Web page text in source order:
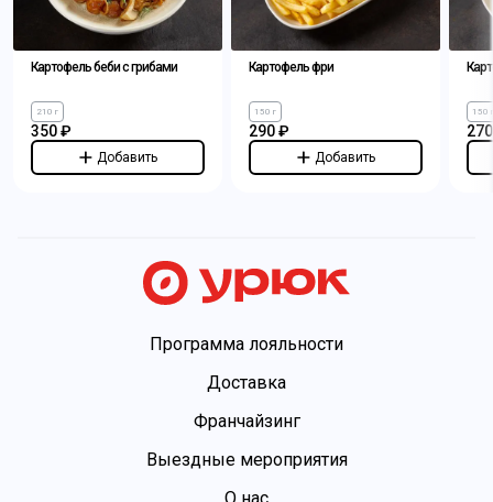
Картофель беби с грибами
210 г
350 ₽
Добавить
Картофель фри
150 г
290 ₽
Добавить
150 г
Программа лояльности
Доставка
Франчайзинг
Выездные мероприятия